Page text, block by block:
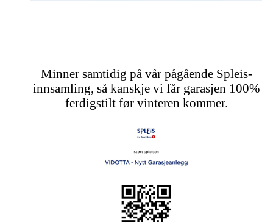
Minner samtidig på vår pågående Spleis-
innsamling, så kanskje vi får garasjen 100%
ferdigstilt før vinteren kommer.